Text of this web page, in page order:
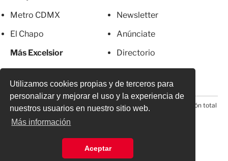
Utilizamos cookies propias y de terceros para
personalizar y mejorar el uso y la experiencia de
nuestros usuarios en nuestro sitio web.
Más información
Aceptar
Metro CDMX
El Chapo
Más Excelsior
Newsletter
Anúnciate
Directorio
© 2026 Todos los derechos reservados. Prohibida la reproducción total
o parcial, incluyendo cualquier medio electrónico*